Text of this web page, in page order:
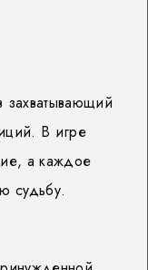
захватывающий
В игре
а каждое
судьбу.